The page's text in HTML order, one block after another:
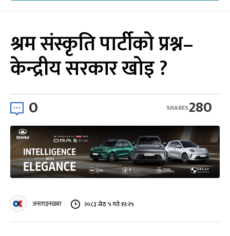
श्रम संस्कृति पार्टीको प्रश्न–
केन्द्रीय सरकार खोइ ?
0 280
SHARES
अनलाइनखबर २०८३ जेठ ५ गते १२:२५